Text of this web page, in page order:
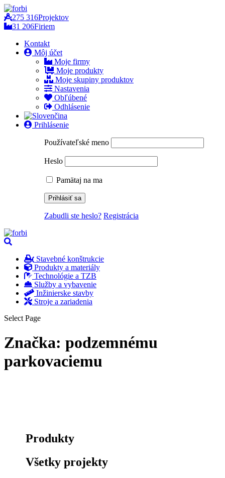
275 316Projektov
31 206Firiem
Kontakt
Môj účet
Moje firmy
Moje produkty
Moje skupiny produktov
Nastavenia
Obľúbené
Odhlásenie
Prihlásenie
Používateľské meno
Heslo
Pamätaj na ma
Zabudli ste heslo? Registrácia
Stavebné konštrukcie
Produkty a materiály
Technológie a TZB
Služby a vybavenie
Inžinierske stavby
Stroje a zariadenia
Select Page
Značka: podzemnému
parkovaciemu
Produkty
Všetky projekty